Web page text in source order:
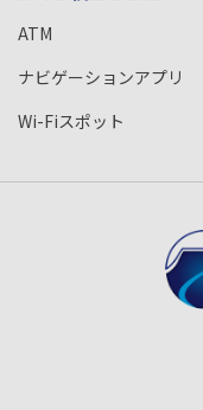
ATM
ナビゲーションアプリ
Wi-Fiスポット